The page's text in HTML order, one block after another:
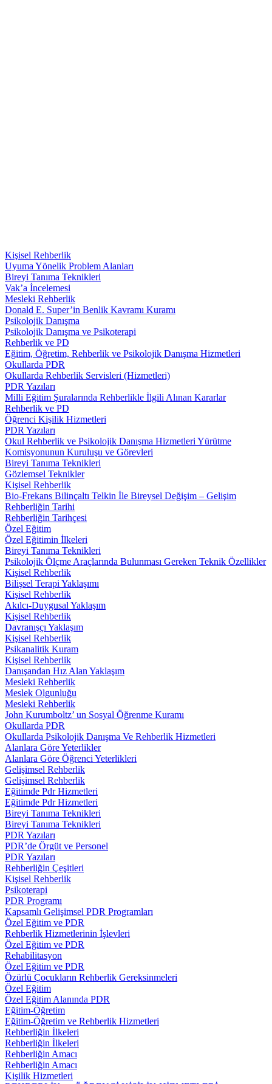
Kişisel Rehberlik
Uyuma Yönelik Problem Alanları
Bireyi Tanıma Teknikleri
Vak’a İncelemesi
Mesleki Rehberlik
Donald E. Super’in Benlik Kavramı Kuramı
Psikolojik Danışma
Psikolojik Danışma ve Psikoterapi
Rehberlik ve PD
Eğitim, Öğretim, Rehberlik ve Psikolojik Danışma Hizmetleri
Okullarda PDR
Okullarda Rehberlik Servisleri (Hizmetleri)
PDR Yazıları
Milli Eğitim Şuralarında Rehberlikle İlgili Alınan Kararlar
Rehberlik ve PD
Öğrenci Kişilik Hizmetleri
PDR Yazıları
Okul Rehberlik ve Psikolojik Danışma Hizmetleri Yürütme
Komisyonunun Kuruluşu ve Görevleri
Bireyi Tanıma Teknikleri
Gözlemsel Teknikler
Kişisel Rehberlik
Bio-Frekans Bilinçaltı Telkin İle Bireysel Değişim – Gelişim
Rehberliğin Tarihi
Rehberliğin Tarihçesi
Özel Eğitim
Özel Eğitimin İlkeleri
Bireyi Tanıma Teknikleri
Psikolojik Ölçme Araçlarında Bulunması Gereken Teknik Özellikler
Kişisel Rehberlik
Bilişsel Terapi Yaklaşımı
Kişisel Rehberlik
Akılcı-Duygusal Yaklaşım
Kişisel Rehberlik
Davranışçı Yaklaşım
Kişisel Rehberlik
Psikanalitik Kuram
Kişisel Rehberlik
Danışandan Hız Alan Yaklaşım
Mesleki Rehberlik
Meslek Olgunluğu
Mesleki Rehberlik
John Kurumboltz’ un Sosyal Öğrenme Kuramı
Okullarda PDR
Okullarda Psikolojik Danışma Ve Rehberlik Hizmetleri
Alanlara Göre Yeterlikler
Alanlara Göre Öğrenci Yeterlikleri
Gelişimsel Rehberlik
Gelişimsel Rehberlik
Eğitimde Pdr Hizmetleri
Eğitimde Pdr Hizmetleri
Bireyi Tanıma Teknikleri
Bireyi Tanıma Teknikleri
PDR Yazıları
PDR’de Örgüt ve Personel
PDR Yazıları
Rehberliğin Çeşitleri
Kişisel Rehberlik
Psikoterapi
PDR Programı
Kapsamlı Gelişimsel PDR Programları
Özel Eğitim ve PDR
Rehberlik Hizmetlerinin İşlevleri
Özel Eğitim ve PDR
Rehabilitasyon
Özel Eğitim ve PDR
Özürlü Çocukların Rehberlik Gereksinmeleri
Özel Eğitim
Özel Eğitim Alanında PDR
Eğitim-Öğretim
Eğitim-Öğretim ve Rehberlik Hizmetleri
Rehberliğin İlkeleri
Rehberliğin İlkeleri
Rehberliğin Amacı
Rehberliğin Amacı
Kişilik Hizmetleri